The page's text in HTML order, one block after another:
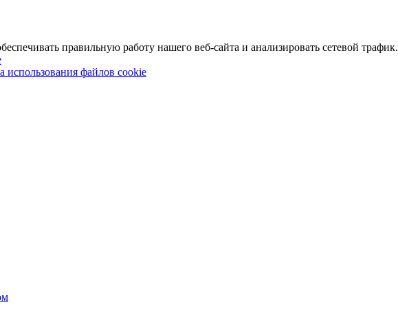
правильную работу нашего веб-сайта и анализировать сетевой трафик.
использования файлов cookie